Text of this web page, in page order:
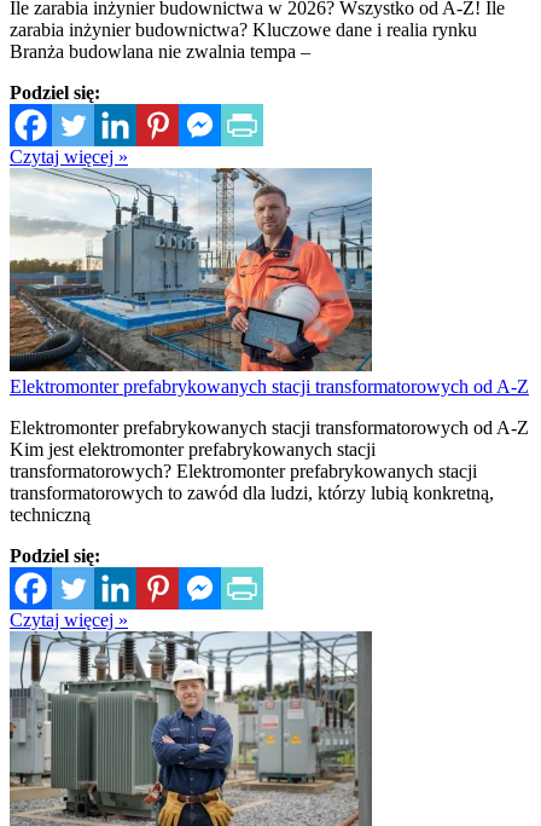
Ile zarabia inżynier budownictwa w 2026? Wszystko od A-Z! Ile
zarabia inżynier budownictwa? Kluczowe dane i realia rynku
Branża budowlana nie zwalnia tempa –
Podziel się:
Czytaj więcej »
Elektromonter prefabrykowanych stacji transformatorowych od A-Z
Elektromonter prefabrykowanych stacji transformatorowych od A-Z
Kim jest elektromonter prefabrykowanych stacji
transformatorowych? Elektromonter prefabrykowanych stacji
transformatorowych to zawód dla ludzi, którzy lubią konkretną,
techniczną
Podziel się:
Czytaj więcej »